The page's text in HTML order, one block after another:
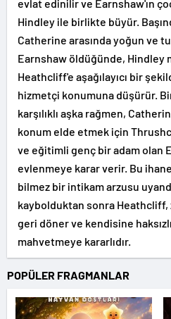
evlat edinilir ve Earnshaw'ın
Hindley ile birlikte büyür.
Catherine arasında yoğun ve
Earnshaw öldüğünde, Hindley
Heathcliff'e aşağılayıcı bir
hizmetçi konumuna düşürür.
karşılıklı aşka rağmen,
konum elde etmek için
ve eğitimli genç bir adam olan
evlenmeye karar verir. Bu
bilmez bir intikam arzusu
kaybolduktan sonra Heathcliff,
geri döner ve kendisine
mahvetmeye kararlıdır.
POPÜLER FRAGMANLAR